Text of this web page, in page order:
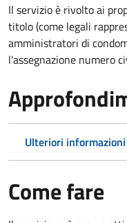
Il servizio è rivolto ai
titolo (come legali
amministratori di
l'assegnazione numero
Ulteriori informazioni
Come fare